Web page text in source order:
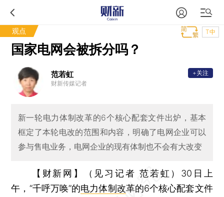
观点 T中
国家电网会被拆分吗？
范若虹
财新传媒记者
+关注
新一轮电力体制改革的6个核心配套文件出炉，基本
框定了本轮电改的范围和内容，明确了电网企业可以
参与售电业务，电网企业的现有体制也不会有大改变
【财新网】（见习记者 范若虹） 30日上
午，“千呼万唤”的电力体制改革的6个核心配套文件